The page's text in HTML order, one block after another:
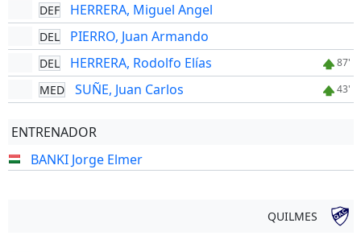
DEF HERRERA, Miguel Angel
DEL PIERRO, Juan Armando
DEL HERRERA, Rodolfo Elías 87'
MED SUÑE, Juan Carlos 43'
ENTRENADOR
BANKI Jorge Elmer
QUILMES